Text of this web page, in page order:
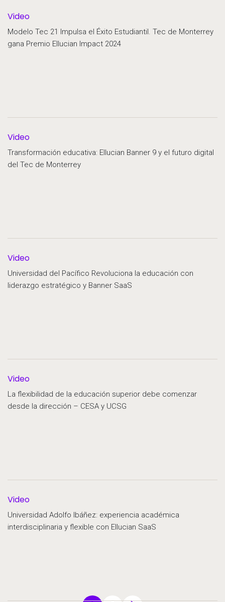
Video
Modelo Tec 21 Impulsa el Éxito Estudiantil. Tec de Monterrey
gana Premio Ellucian Impact 2024
Video
Transformación educativa: Ellucian Banner 9 y el futuro digital
del Tec de Monterrey
Video
Universidad del Pacífico Revoluciona la educación con
liderazgo estratégico y Banner SaaS
Video
La flexibilidad de la educación superior debe comenzar
desde la dirección – CESA y UCSG
Video
Universidad Adolfo Ibáñez: experiencia académica
interdisciplinaria y flexible con Ellucian SaaS